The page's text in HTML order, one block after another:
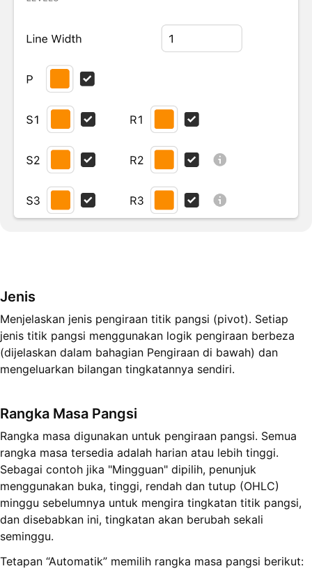
Jenis
Menjelaskan jenis pengiraan titik pangsi (pivot). Setiap
jenis titik pangsi menggunakan logik pengiraan berbeza
(dijelaskan dalam bahagian Pengiraan di bawah) dan
mengeluarkan bilangan tingkatannya sendiri.
Rangka Masa Pangsi
Rangka masa digunakan untuk pengiraan pangsi. Semua
rangka masa tersedia adalah harian atau lebih tinggi.
Sebagai contoh jika "Mingguan" dipilih, penunjuk
menggunakan buka, tinggi, rendah dan tutup (OHLC)
minggu sebelumnya untuk mengira tingkatan titik pangsi,
dan disebabkan ini, tingkatan akan berubah sekali
seminggu.
Tetapan “Automatik” memilih rangka masa pangsi berikut: